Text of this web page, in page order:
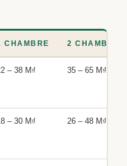
CHAMBRE 2 CHAMBRES
– 38 M₫ 35 – 65 M₫
– 30 M₫ 26 – 48 M₫